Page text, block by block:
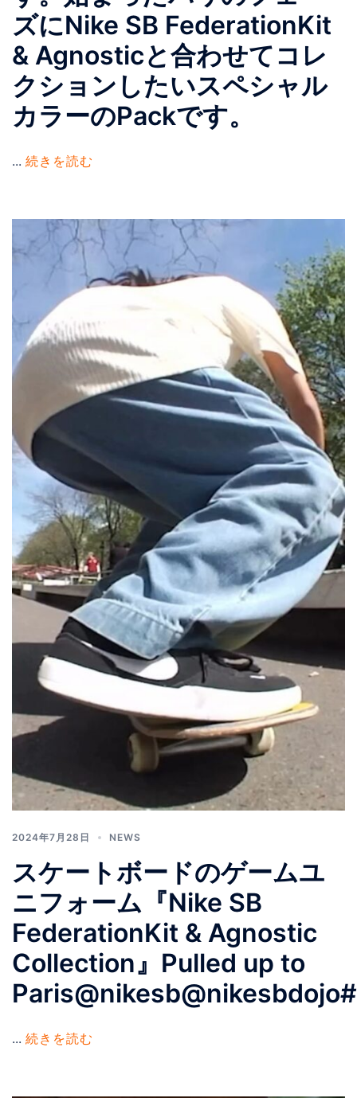
ズにNike SB FederationKit
& Agnosticと合わせてコレ
クションしたいスペシャル
カラーのPackです。
... 続きを読む
2024年7月28日 NEWS
スケートボードのゲームユ
ニフォーム『Nike SB
FederationKit & Agnostic
Collection』Pulled up to
... 続きを読む